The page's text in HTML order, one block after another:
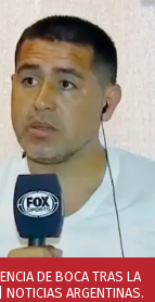
DE BOCA TRAS LA
| NOTICIAS ARGENTINAS.